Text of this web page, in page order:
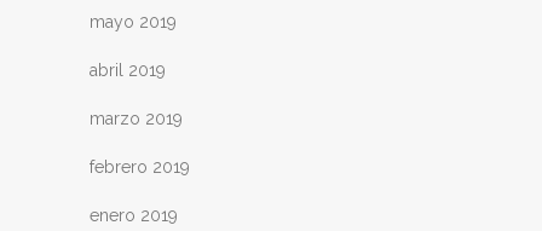
mayo 2019
abril 2019
marzo 2019
febrero 2019
enero 2019